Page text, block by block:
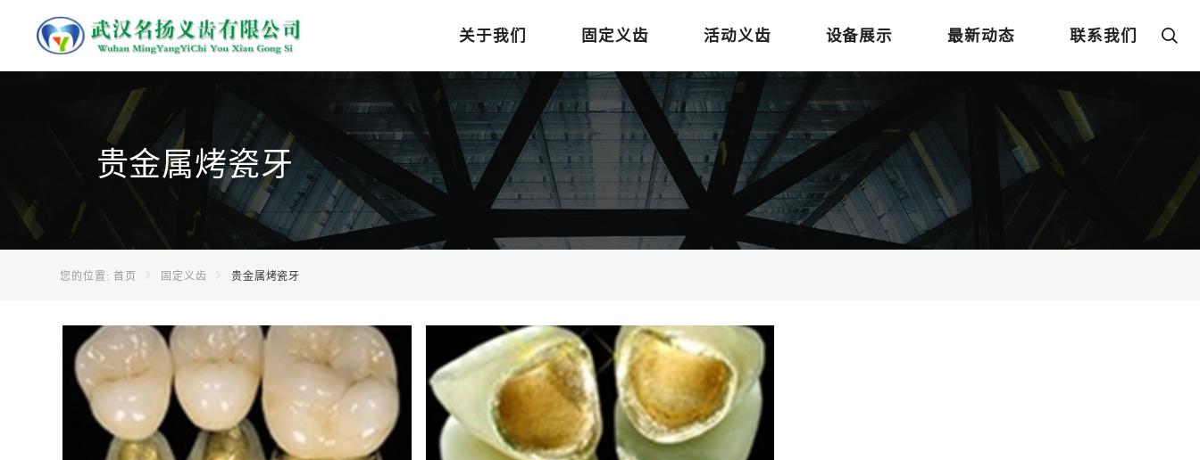
关于我们 固定义齿 活动义齿 设备展示 最新动态 联系我们
贵金属烤瓷牙
您的位置: 首页 固定义齿 贵金属烤瓷牙